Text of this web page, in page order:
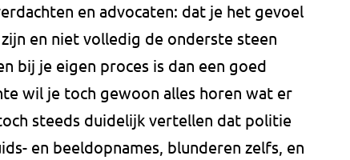
en advocaten: dat je het gevoel
en niet volledig de onderste steen
bij je eigen proces is dan een goed
wil je toch gewoon alles horen wat er
steeds duidelijk vertellen dat politie
en beeldopnames, blunderen zelfs, en